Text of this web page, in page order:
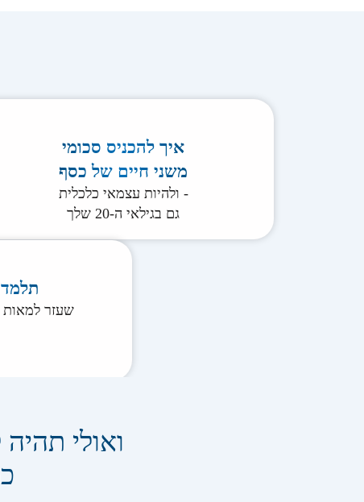
איך להכניס סכומי
משני חיים של כסף
- ולהיות עצמאי כלכלית
גם בגילאי ה-20 שלך
שעזר למאות
ואולי